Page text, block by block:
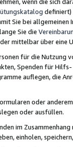
definiert)
Sie bei
Sie die
mittelbar über eine
für die Nutzung
Spenden für
auflegen, die
oder
oder ausfüllen.
im
einholen,